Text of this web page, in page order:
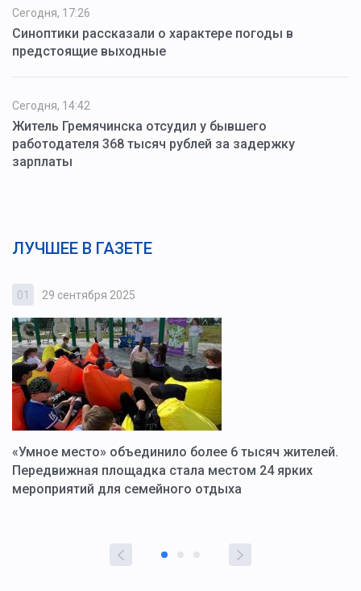
Сегодня, 17:26
Синоптики рассказали о характере погоды в
предстоящие выходные
Сегодня, 14:42
Житель Гремячинска отсудил у бывшего
работодателя 368 тысяч рублей за задержку
зарплаты
ЛУЧШЕЕ В ГАЗЕТЕ
01 29 сентября 2025
«Умное место» объединило более 6 тысяч жителей.
Передвижная площадка стала местом 24 ярких
мероприятий для семейного отдыха